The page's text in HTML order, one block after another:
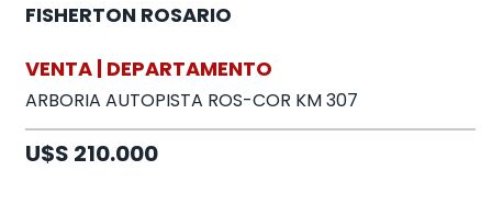
FISHERTON ROSARIO
VENTA | DEPARTAMENTO
ARBORIA AUTOPISTA ROS-COR KM 307
U$S 210.000